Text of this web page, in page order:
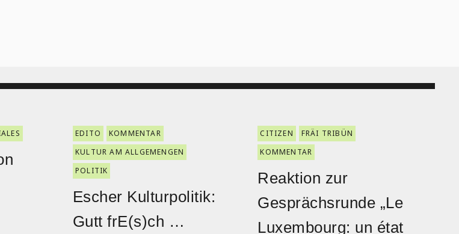
EDITO
KOMMENTAR
KULTUR AM ALLGEMENGEN
POLITIK
Escher Kulturpolitik:
Gutt frE(s)ch …
CITIZEN
FRÄI TRIBÜN
KOMMENTAR
Reaktion zur
Gesprächsrunde „Le
Luxembourg: un état